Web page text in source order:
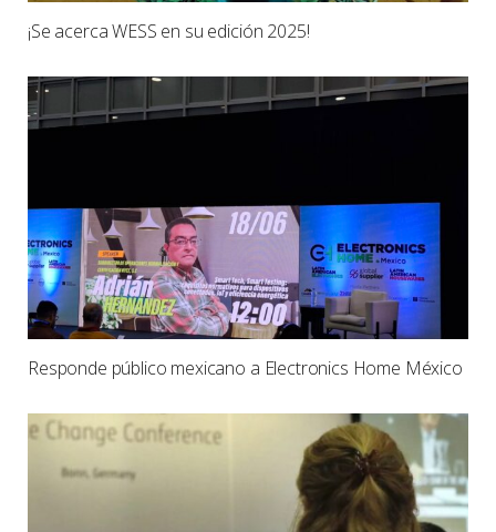
¡Se acerca WESS en su edición 2025!
Responde público mexicano a Electronics Home México